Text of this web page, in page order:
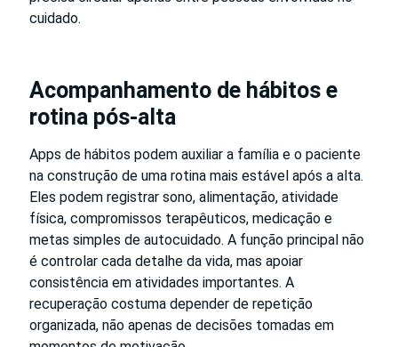
cuidado.
Acompanhamento de hábitos e
rotina pós-alta
Apps de hábitos podem auxiliar a família e o paciente
na construção de uma rotina mais estável após a alta.
Eles podem registrar sono, alimentação, atividade
física, compromissos terapêuticos, medicação e
metas simples de autocuidado. A função principal não
é controlar cada detalhe da vida, mas apoiar
consistência em atividades importantes. A
recuperação costuma depender de repetição
organizada, não apenas de decisões tomadas em